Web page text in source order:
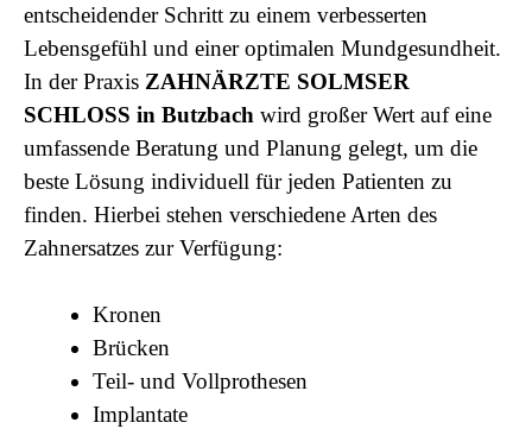
entscheidender Schritt zu einem verbesserten
Lebensgefühl und einer optimalen Mundgesundheit.
In der Praxis ZAHNÄRZTE SOLMSER
SCHLOSS in Butzbach wird großer Wert auf eine
umfassende Beratung und Planung gelegt, um die
beste Lösung individuell für jeden Patienten zu
finden. Hierbei stehen verschiedene Arten des
Zahnersatzes zur Verfügung:
Kronen
Brücken
Teil- und Vollprothesen
Implantate